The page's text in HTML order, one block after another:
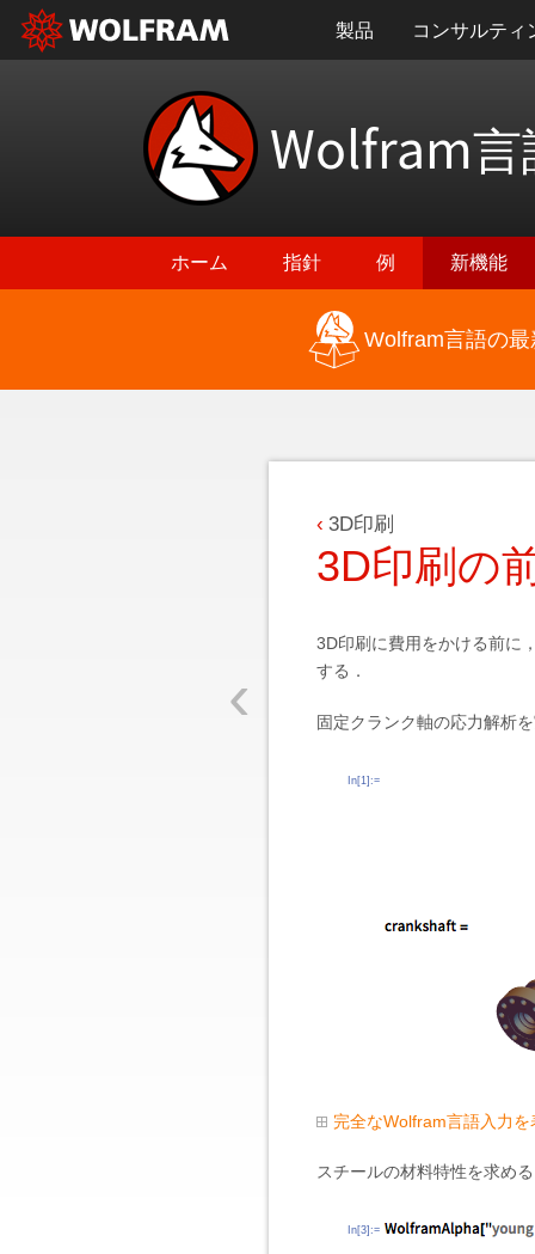
製品 コンサルティ
Wolfram言
ホーム 指針 例 新機能
Wolfram言語の
‹
3D印刷
3D印刷の
3D印刷に費用をかける前に
する．
固定クランク軸の応力解析
In[1]:=
完全なWolfram言語入力を
スチールの材料特性を求め
In[3]:=